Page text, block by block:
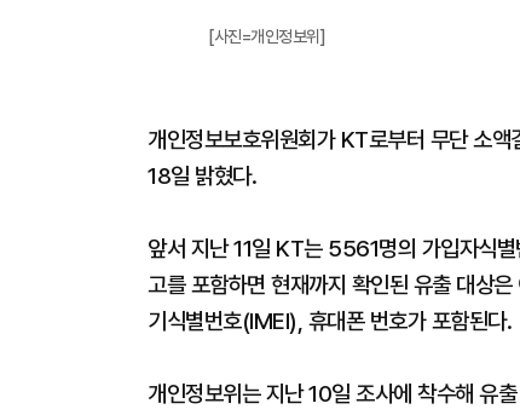
[사진=개인정보위]
개인정보보호위원회가 KT로부터 무단 소
18일 밝혔다.
앞서 지난 11일 KT는 5561명의 가입자식
고를 포함하면 현재까지 확인된 유출 대상
기식별번호(IMEI), 휴대폰 번호가 포함된다.
개인정보위는 지난 10일 조사에 착수해 유